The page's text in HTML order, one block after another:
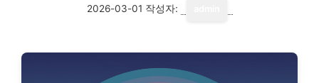
2026-03-01 작성자: